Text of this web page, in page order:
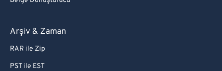
Arşiv & Zaman
RAR ile Zip
PST ile EST